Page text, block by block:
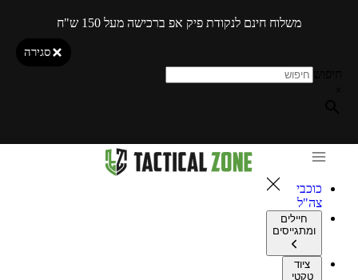
משלוח חינם לנקודת פיק אפ ברכישה מעל 150 ש"ח
סגירה
כוכבי
צה"ל
חיילים
ומתגייסים
ציוד
טקטי